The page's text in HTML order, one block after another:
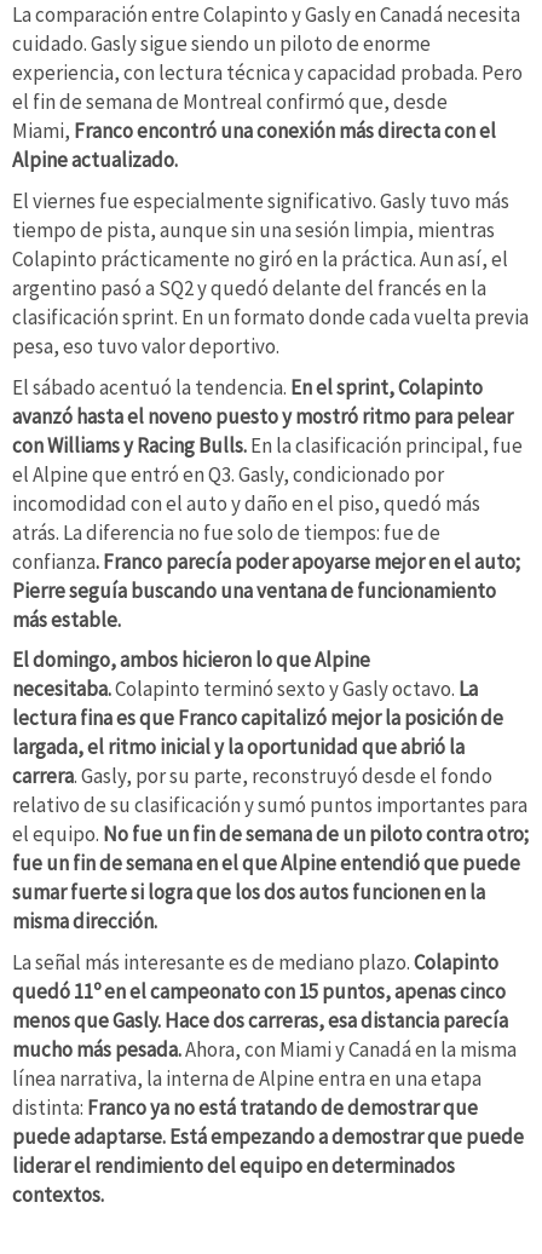
La comparación entre Colapinto y Gasly en Canadá necesita
cuidado. Gasly sigue siendo un piloto de enorme
experiencia, con lectura técnica y capacidad probada. Pero
el fin de semana de Montreal confirmó que, desde
Miami, Franco encontró una conexión más directa con el
Alpine actualizado.
El viernes fue especialmente significativo. Gasly tuvo más
tiempo de pista, aunque sin una sesión limpia, mientras
Colapinto prácticamente no giró en la práctica. Aun así, el
argentino pasó a SQ2 y quedó delante del francés en la
clasificación sprint. En un formato donde cada vuelta previa
pesa, eso tuvo valor deportivo.
El sábado acentuó la tendencia. En el sprint, Colapinto
avanzó hasta el noveno puesto y mostró ritmo para pelear
con Williams y Racing Bulls.En la clasificación principal, fue
el Alpine que entró en Q3. Gasly, condicionado por
incomodidad con el auto y daño en el piso, quedó más
atrás. La diferencia no fue solo de tiempos: fue de
confianza. Franco parecía poder apoyarse mejor en el auto;
Pierre seguía buscando una ventana de funcionamiento
más estable.
El domingo, ambos hicieron lo que Alpine
necesitaba.Colapinto terminó sexto y Gasly octavo. La
lectura fina es que Franco capitalizó mejor la posición de
largada, el ritmo inicial y la oportunidad que abrió la
carrera. Gasly, por su parte, reconstruyó desde el fondo
relativo de su clasificación y sumó puntos importantes para
el equipo. No fue un fin de semana de un piloto contra otro;
fue un fin de semana en el que Alpine entendió que puede
sumar fuerte si logra que los dos autos funcionen en la
misma dirección.
La señal más interesante es de mediano plazo.Colapinto
quedó 11º en el campeonato con 15 puntos, apenas cinco
menos que Gasly. Hace dos carreras, esa distancia parecía
mucho más pesada.Ahora, con Miami y Canadá en la misma
línea narrativa, la interna de Alpine entra en una etapa
distinta: Franco ya no está tratando de demostrar que
puede adaptarse. Está empezando a demostrar que puede
liderar el rendimiento del equipo en determinados
contextos.